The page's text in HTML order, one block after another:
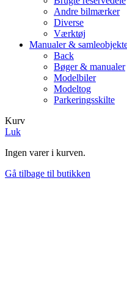
Andre bilmærker
Diverse
Værktøj
Manualer &
Back
Bøger & manualer
Modelbiler
Modeltog
Parkeringsskilte
Kurv
Luk
Ingen varer i kurven.
Gå tilbage til butikken